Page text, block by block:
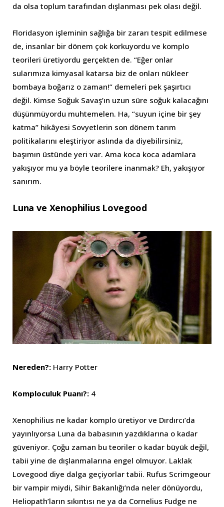
da olsa toplum tarafından dışlanması pek olası değil.
Floridasyon işleminin sağlığa bir zararı tespit edilmese
de, insanlar bir dönem çok korkuyordu ve komplo
teorileri üretiyordu gerçekten de. “Eğer onlar
sularımıza kimyasal katarsa biz de onları nükleer
bombaya boğarız o zaman!” demeleri pek şaşırtıcı
değil. Kimse Soğuk Savaş’ın uzun süre soğuk kalacağını
düşünmüyordu muhtemelen. Ha, “suyun içine bir şey
katma” hikâyesi Sovyetlerin son dönem tarım
politikalarını eleştiriyor aslında da diyebilirsiniz,
başımın üstünde yeri var. Ama koca koca adamlara
yakışıyor mu ya böyle teorilere inanmak? Eh, yakışıyor
sanırım.
Luna ve Xenophilius Lovegood
Nereden?: Harry Potter
Komploculuk Puanı?: 4
Xenophilius ne kadar komplo üretiyor ve Dırdırcı’da
yayınlıyorsa Luna da babasının yazdıklarına o kadar
güveniyor. Çoğu zaman bu teoriler o kadar büyük değil,
tabii yine de dışlanmalarına engel olmuyor. Laklak
Lovegood diye dalga geçiyorlar tabii. Rufus Scrimgeour
bir vampir miydi, Sihir Bakanlığı’nda neler dönüyordu,
Heliopath’ların sıkıntısı ne ya da Cornelius Fudge ne